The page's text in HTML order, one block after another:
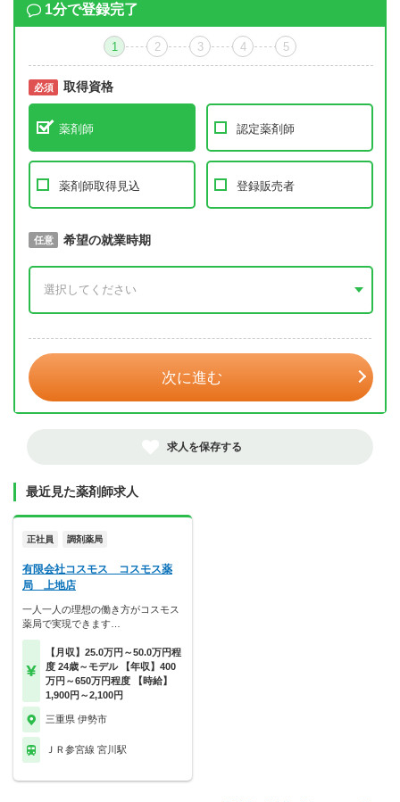
1分で登録完了
1 2 3 4 5
必須 取得資格
薬剤師 認定薬剤師
薬剤師取得見込 登録販売者
必須 取得予定年
任意 希望の就業時期
次に進む
求人を保存する
最近見た薬剤師求人
正社員 調剤薬局
有限会社コスモス コスモス薬
局 上地店
一人一人の理想の働き方がコスモス
薬局で実現できます…
【月収】25.0万円～50.0万円程
度 24歳～モデル 【年収】400
万円～650万円程度 【時給】
1,900円～2,100円
三重県 伊勢市
ＪＲ参宮線 宮川駅